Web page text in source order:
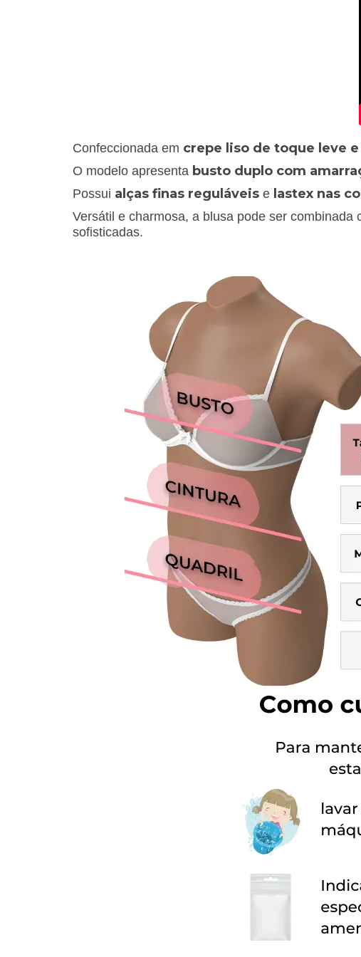
Confeccionada em crepe liso de toque leve
O modelo apresenta busto duplo com
Possui alças finas reguláveis e lastex nas
Versátil e charmosa, a blusa pode ser
sofisticadas.